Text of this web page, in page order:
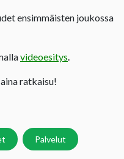
ensimmäisten joukossa
videoesitys.
ratkaisu!
Palvelut